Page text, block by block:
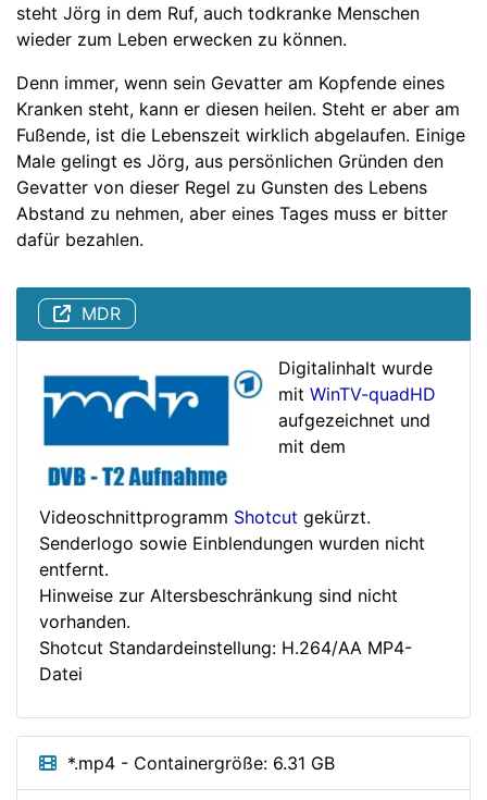
steht Jörg in dem Ruf, auch todkranke Menschen
wieder zum Leben erwecken zu können.
Denn immer, wenn sein Gevatter am Kopfende eines
Kranken steht, kann er diesen heilen. Steht er aber am
Fußende, ist die Lebenszeit wirklich abgelaufen. Einige
Male gelingt es Jörg, aus persönlichen Gründen den
Gevatter von dieser Regel zu Gunsten des Lebens
Abstand zu nehmen, aber eines Tages muss er bitter
dafür bezahlen.
MDR
Digitalinhalt wurde
mit WinTV-quadHD
aufgezeichnet und
mit dem
Videoschnittprogramm Shotcut gekürzt.
Senderlogo sowie Einblendungen wurden nicht
entfernt.
Hinweise zur Altersbeschränkung sind nicht
vorhanden.
Shotcut Standardeinstellung: H.264/AA MP4-
Datei
*.mp4 - Containergröße: 6.31 GB